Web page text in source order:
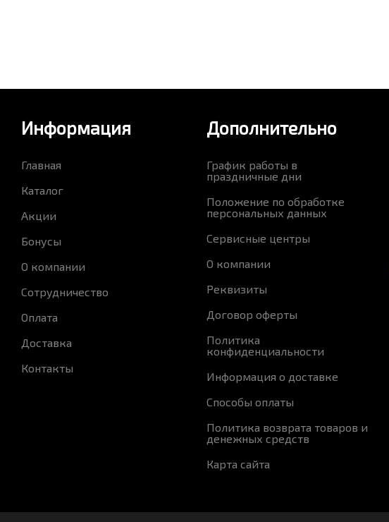
Информация
Главная
Каталог
Акции
Бонусы
О компании
Сотрудничество
Оплата
Доставка
Контакты
Дополнительно
График работы в
праздничные дни
Положение по обработке
персональных данных
Сервисные центры
О компании
Реквизиты
Договор оферты
Политика
конфиденциальности
Информация о доставке
Способы оплаты
Политика возврата товаров и
денежных средств
Карта сайта